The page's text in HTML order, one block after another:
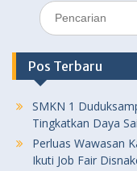
Search
for:
Pos Terbaru
SMKN 1
Tingkatkan Daya
Perluas Wawasan
Ikuti Job Fair